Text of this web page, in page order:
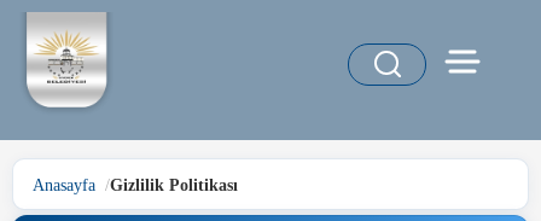
Anasayfa Gizlilik Politikası